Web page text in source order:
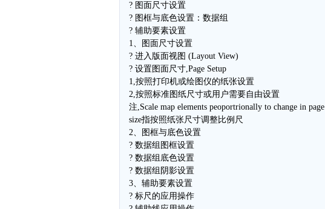
? 图面尺寸设置
? 图框与底色设置：数据组
? 辅助要素设置
1、图面尺寸设置
? 进入版面视图 (Layout View)
? 设置图面尺寸,Page Setup
1,按照打印机或绘图仪的纸张设置
2,按照标准图纸尺寸或用户需要自由设置
注,Scale map elements peoportrionally to change in page
size指按照纸张尺寸调整比例尺
2、图框与底色设置
? 数据组图框设置
? 数据组底色设置
? 数据组阴影设置
3、辅助要素设置
? 标尺的应用操作